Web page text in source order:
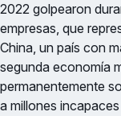
2022 golpearon
empresas, que
China, un país con
segunda economía
permanentemente
a millones